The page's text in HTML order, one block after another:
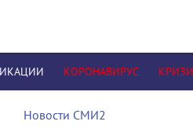
КОРОНАВИРУС
Новости СМИ2